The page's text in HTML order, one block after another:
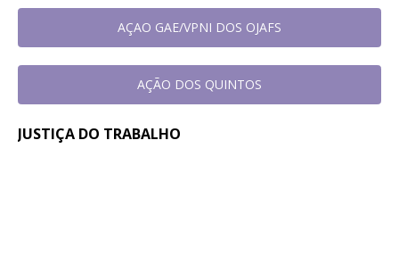
AÇAO GAE/VPNI DOS OJAFS
AÇÃO DOS QUINTOS
JUSTIÇA DO TRABALHO